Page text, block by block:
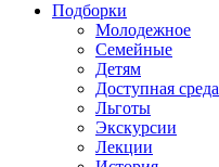
Подборки
Молодежное
Семейные
Детям
Доступная среда
Льготы
Экскурсии
Лекции